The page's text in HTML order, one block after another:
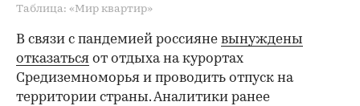
Таблица: «Мир квартир»
В связи с пандемией россияне вынуждены
отказаться от отдыха на курортах
Средиземноморья и проводить отпуск на
территории страны. Аналитики ранее